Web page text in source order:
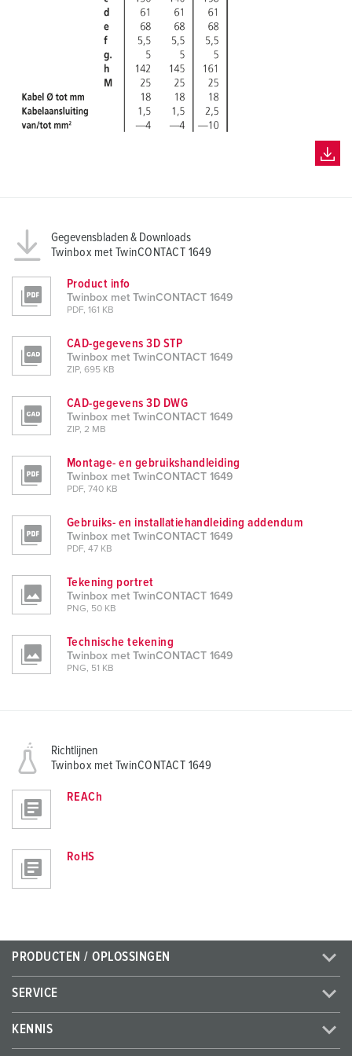
Gegevensbladen & Downloads
Twinbox met TwinCONTACT 1649
Product info
Twinbox met TwinCONTACT 1649
PDF, 161 KB
CAD-gegevens 3D STP
Twinbox met TwinCONTACT 1649
ZIP, 695 KB
CAD-gegevens 3D DWG
Twinbox met TwinCONTACT 1649
ZIP, 2 MB
Montage- en gebruikshandleiding
Twinbox met TwinCONTACT 1649
PDF, 740 KB
Gebruiks- en installatiehandleiding addendum
Twinbox met TwinCONTACT 1649
PDF, 47 KB
Tekening portret
Twinbox met TwinCONTACT 1649
PNG, 50 KB
Technische tekening
Twinbox met TwinCONTACT 1649
PNG, 51 KB
Richtlijnen
Twinbox met TwinCONTACT 1649
REACh
RoHS
PRODUCTEN / OPLOSSINGEN
SERVICE
KENNIS